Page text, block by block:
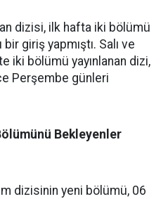
dizisi, ilk hafta iki bölümü
giriş yapmıştı. Salı ve
iki bölümü yayınlanan dizi,
Perşembe günleri
Bekleyenler
dizisinin yeni bölümü, 06